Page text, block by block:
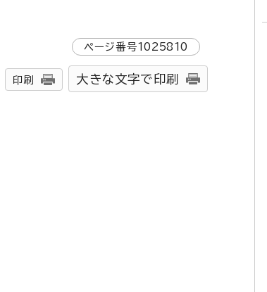
ページ番号1025810
印刷 大きな文字で印刷